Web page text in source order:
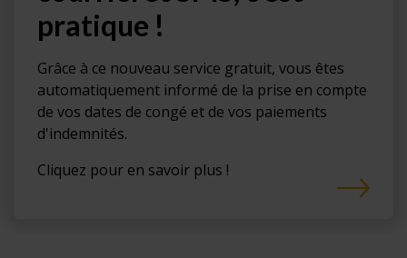
pratique !
Grâce à ce nouveau service gratuit, vous êtes
automatiquement informé de la prise en compte
de vos dates de congé et de vos paiements
d'indemnités.
Cliquez pour en savoir plus !